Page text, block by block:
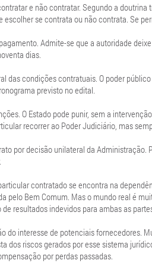
e não contratar. Segundo a
escolher se contrata ou não contrata. Se
Admite-se que a autoridade
dias.
das condições contratuais. O poder
previsto no edital.
O Estado pode punir, sem a
recorrer ao Poder Judiciário, mas
por decisão unilateral da
contratado se encontra na
pelo Bem Comum. Mas o mundo real é
resultados indevidos para ambas as
do interesse de potenciais fornecedores.
dos riscos gerados por esse sistema
por perdas passadas.